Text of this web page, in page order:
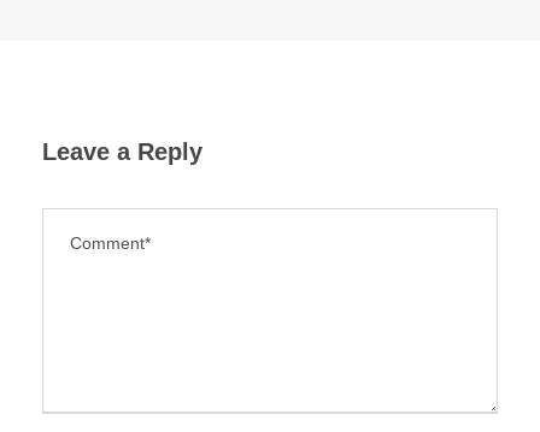
Leave a Reply